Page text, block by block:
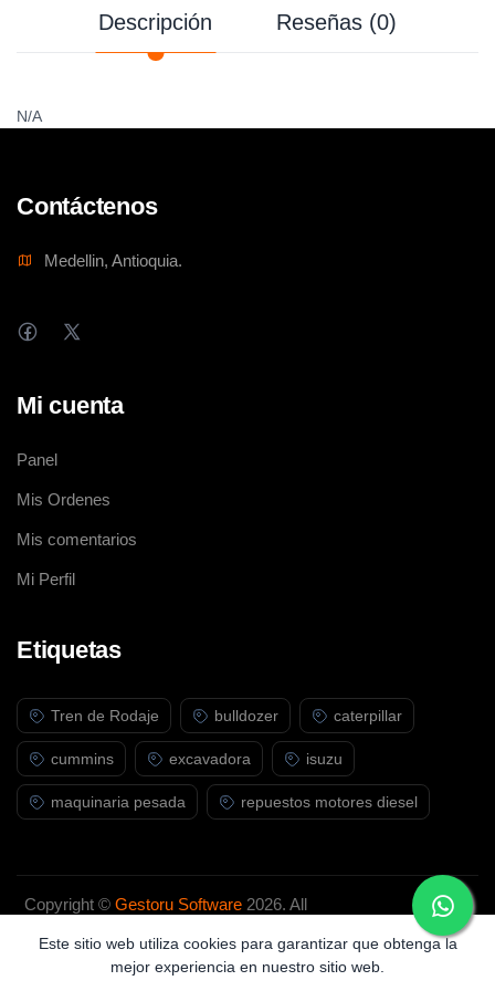
Descripción Reseñas (0)
N/A
Contáctenos
Medellin, Antioquia.
Mi cuenta
Panel
Mis Ordenes
Mis comentarios
Mi Perfil
Etiquetas
Tren de Rodaje bulldozer caterpillar
cummins excavadora isuzu
maquinaria pesada repuestos motores diesel
Copyright ©Gestoru Software 2026. All
Este sitio web utiliza cookies para garantizar que obtenga la
mejor experiencia en nuestro sitio web.